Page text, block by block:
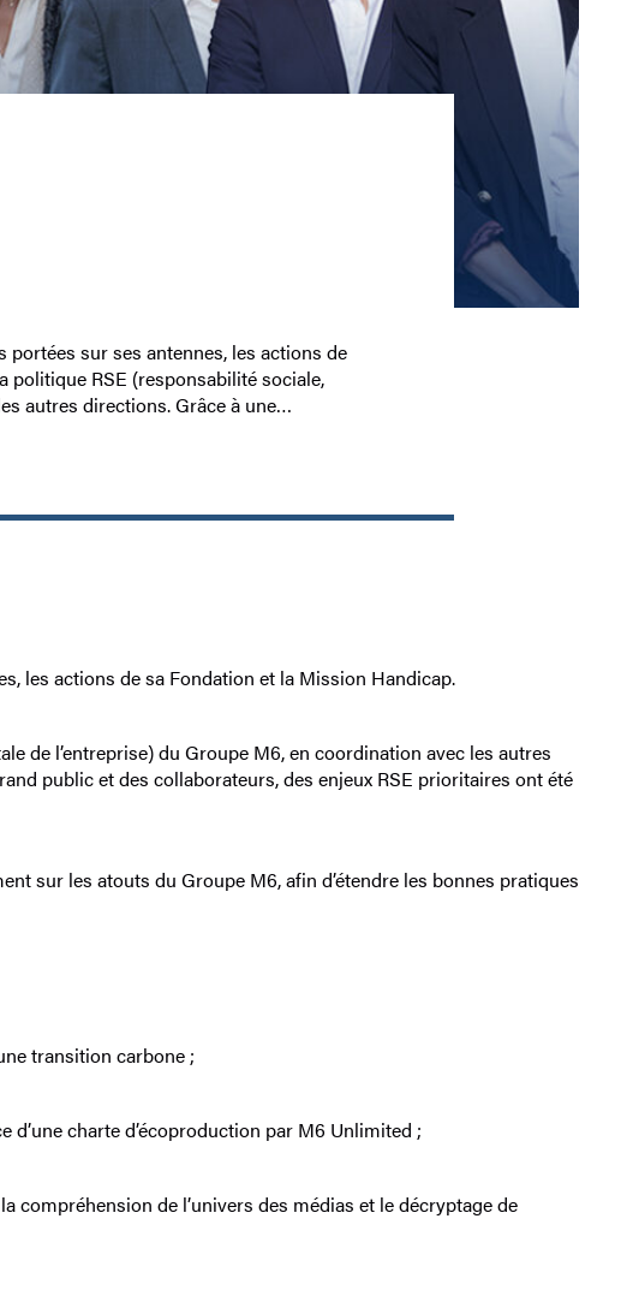
portées sur ses antennes, les actions de
politique RSE (responsabilité sociale,
autres directions. Grâce à une…
les actions de sa Fondation et la Mission Handicap.
de l’entreprise) du Groupe M6, en coordination avec les autres
public et des collaborateurs, des enjeux RSE prioritaires ont été
sur les atouts du Groupe M6, afin d’étendre les bonnes pratiques
transition carbone ;
d’une charte d’écoproduction par M6 Unlimited ;
compréhension de l’univers des médias et le décryptage de